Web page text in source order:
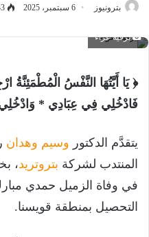
بترونيوز 6 سبتمبر، 2025
برقية عزاء
﴿ يَا أَيَّتُهَا النَّفْسُ
فَادْخُلِي فِي عِبَادِي *
يتقدَّم الدكتور وسيم وهدان
المنتدب لشركة بتروتريد،
في وفاة الزميل حمدي
التحصيل بمنطقة قويسنا.